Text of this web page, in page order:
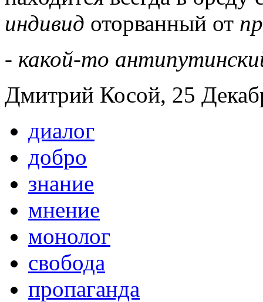
индивид оторванный от
- какой-то
Дмитрий Косой, 25
диалог
добро
знание
мнение
монолог
свобода
пропаганда